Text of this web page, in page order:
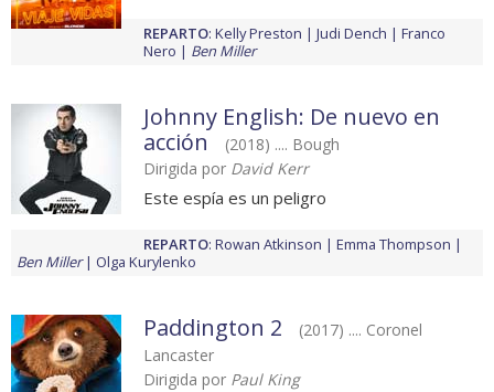
REPARTO: Kelly Preston Judi Dench
Franco
Nero
Ben Miller
Johnny English: De nuevo en
acción
(2018) .... Bough
Dirigida por David Kerr
Este espía es un peligro
REPARTO: Rowan Atkinson
Emma Thompson
Ben Miller
Olga Kurylenko
Paddington 2
(2017) .... Coronel
Lancaster
Dirigida por Paul King